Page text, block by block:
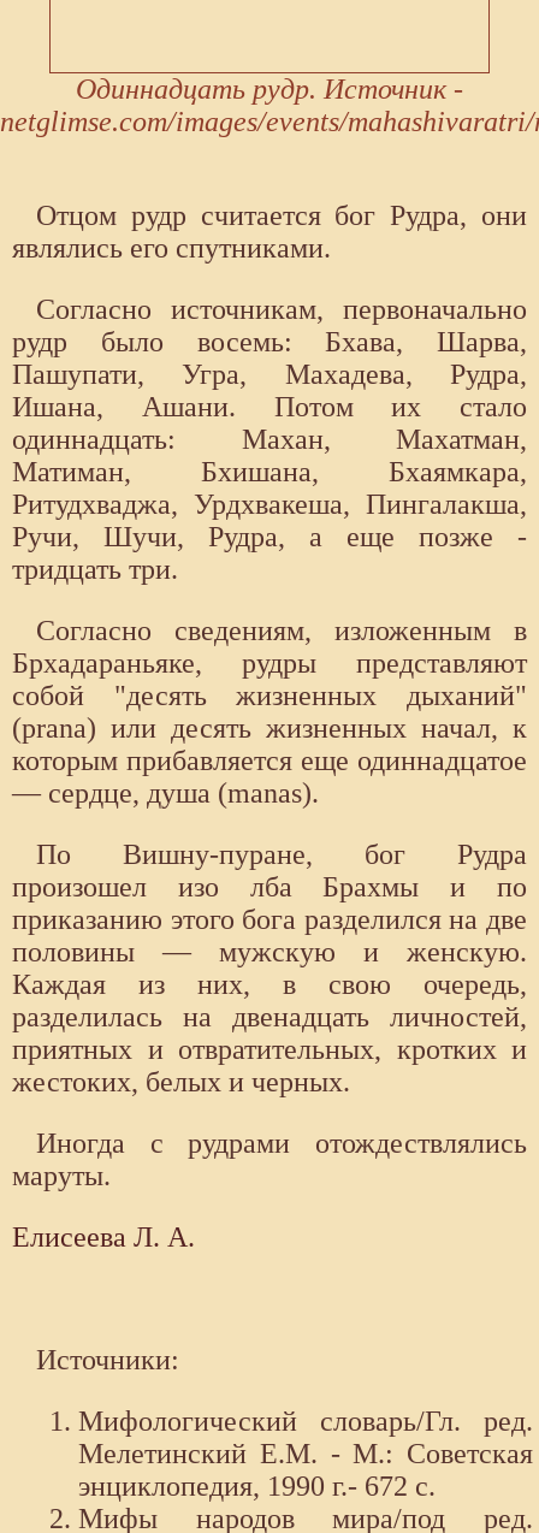
Одиннадцать рудр. Источник -
netglimse.com/images/events/
Отцом рудр считается бог Рудра, они
являлись его спутниками.
Согласно источникам, первоначально
рудр было восемь: Бхава, Шарва,
Пашупати, Угра, Махадева, Рудра,
Ишана, Ашани. Потом их стало
одиннадцать: Махан, Махатман,
Матиман, Бхишана, Бхаямкара,
Ритудхваджа, Урдхвакеша, Пингалакша,
Ручи, Шучи, Рудра, а еще позже -
тридцать три.
Согласно сведениям, изложенным в
Брхадараньяке, рудры представляют
собой "десять жизненных дыханий"
(prana) или десять жизненных начал, к
которым прибавляется еще одиннадцатое
— сердце, душа (manas).
По Вишну-пуране, бог Рудра
произошел изо лба Брахмы и по
приказанию этого бога разделился на две
половины — мужскую и женскую.
Каждая из них, в свою очередь,
разделилась на двенадцать личностей,
приятных и отвратительных, кротких и
жестоких, белых и черных.
Иногда с рудрами отождествлялись
маруты.
Елисеева Л. А.
Источники:
Мифологический словарь/Гл. ред.
Мелетинский Е.М. - М.: Советская
энциклопедия, 1990 г.- 672 с.
Мифы народов мира/под ред.